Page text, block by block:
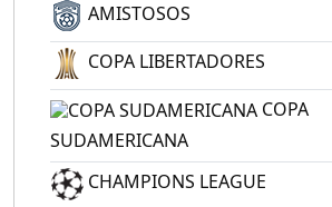
AMISTOSOS
COPA LIBERTADORES
COPA
SUDAMERICANA
CHAMPIONS LEAGUE